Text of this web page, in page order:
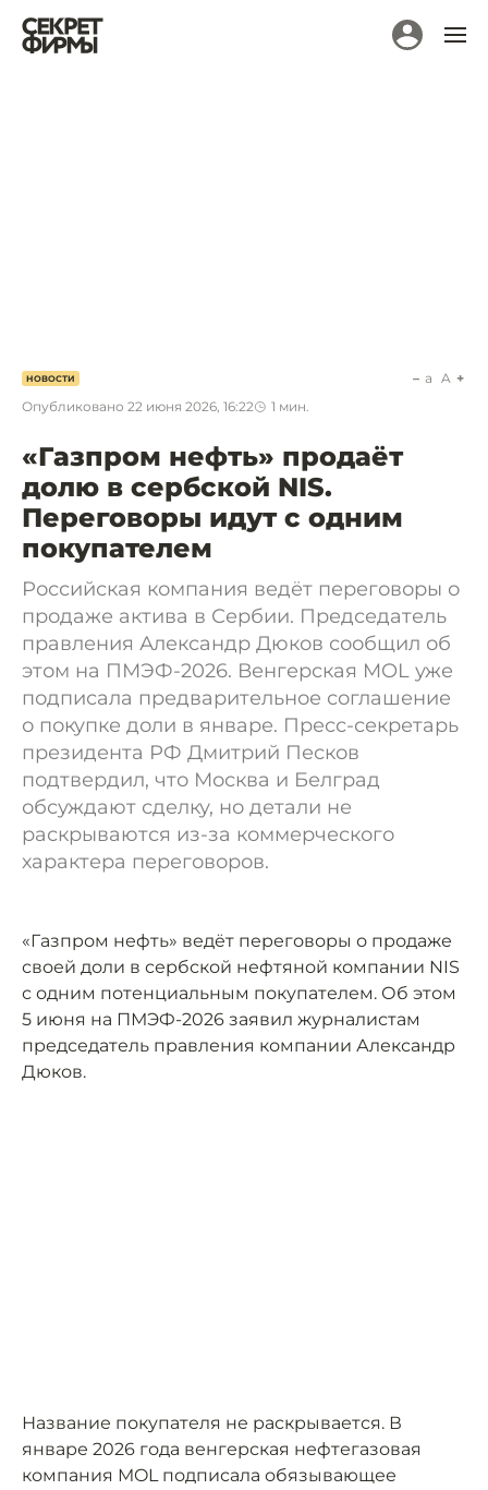
НОВОСТИ
Опубликовано 22 июня 2026, 16:22 1 мин.
a A
«Газпром нефть» продаёт
долю в сербской NIS.
Переговоры идут с одним
покупателем
Российская компания ведёт переговоры о
продаже актива в Сербии. Председатель
правления Александр Дюков сообщил об
этом на ПМЭФ-2026. Венгерская MOL уже
подписала предварительное соглашение
о покупке доли в январе. Пресс-секретарь
президента РФ Дмитрий Песков
подтвердил, что Москва и Белград
обсуждают сделку, но детали не
раскрываются из-за коммерческого
характера переговоров.
«Газпром нефть» ведёт переговоры о продаже
своей доли в сербской нефтяной компании NIS
с одним потенциальным покупателем. Об этом
5 июня на ПМЭФ-2026 заявил журналистам
председатель правления компании Александр
Дюков.
Название покупателя не раскрывается. В
январе 2026 года венгерская нефтегазовая
компания MOL подписала обязывающее